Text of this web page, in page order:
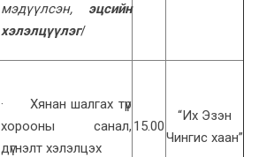
мэдүүлсэн, эцсийн
хэлэлцүүлэг/
· Хянан шалгах түр
хорооны санал,
дүгнэлт хэлэлцэх
15.00
“Их Эзэн
Чингис хаан”